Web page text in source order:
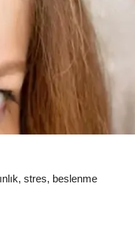
stres, beslenme